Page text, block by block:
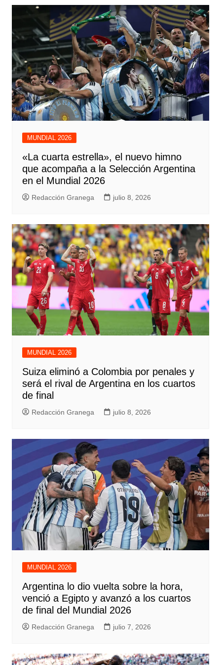
MUNDIAL 2026
«La cuarta estrella», el nuevo himno
que acompaña a la Selección Argentina
en el Mundial 2026
Redacción Granega julio 8, 2026
MUNDIAL 2026
Suiza eliminó a Colombia por penales y
será el rival de Argentina en los cuartos
de final
Redacción Granega julio 8, 2026
MUNDIAL 2026
Argentina lo dio vuelta sobre la hora,
venció a Egipto y avanzó a los cuartos
de final del Mundial 2026
Redacción Granega julio 7, 2026